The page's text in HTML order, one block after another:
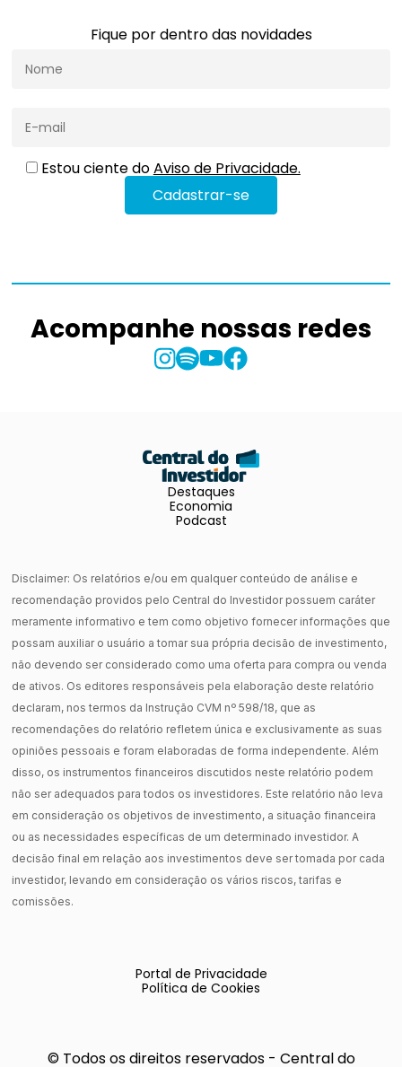
Fique por dentro das novidades
Estou ciente doAviso de Privacidade.
Acompanhe nossas redes
Destaques
Economia
Podcast
Disclaimer: Os relatórios e/ou em qualquer conteúdo de análise e
recomendação providos pelo Central do Investidor possuem caráter
meramente informativo e tem como objetivo fornecer informações que
possam auxiliar o usuário a tomar sua própria decisão de investimento,
não devendo ser considerado como uma oferta para compra ou venda
de ativos. Os editores responsáveis pela elaboração deste relatório
declaram, nos termos da Instrução CVM nº 598/18, que as
recomendações do relatório refletem única e exclusivamente as suas
opiniões pessoais e foram elaboradas de forma independente. Além
disso, os instrumentos financeiros discutidos neste relatório podem
não ser adequados para todos os investidores. Este relatório não leva
em consideração os objetivos de investimento, a situação financeira
ou as necessidades específicas de um determinado investidor. A
decisão final em relação aos investimentos deve ser tomada por cada
investidor, levando em consideração os vários riscos, tarifas e
comissões.
Portal de Privacidade
Política de Cookies
© Todos os direitos reservados - Central do